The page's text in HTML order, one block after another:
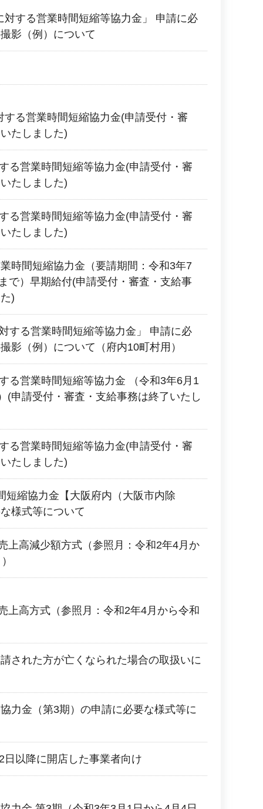
対する営業時間短縮等協力金」 申請に必
影（例）について
する営業時間短縮協力金(申請受付・審
たしました)
る営業時間短縮等協力金(申請受付・審
たしました)
る営業時間短縮等協力金(申請受付・審
たしました)
時間短縮協力金（要請期間：令和3年7
で）早期給付(申請受付・審査・支給事
)
する営業時間短縮等協力金」 申請に必
影（例）について（府内10町村用）
る営業時間短縮等協力金 （令和3年6月1
(申請受付・審査・支給事務は終了いたし
る営業時間短縮等協力金(申請受付・審
たしました)
短縮協力金【大阪府内（大阪市内除
様式等について
上高減少額方式（参照月：令和2年4月か
上高方式（参照月：令和2年4月から令和
された方が亡くなられた場合の取扱いに
力金（第3期）の申請に必要な様式等に
日以降に開店した事業者向け